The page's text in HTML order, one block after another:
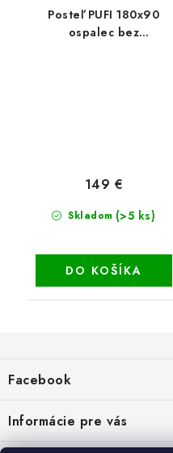
Posteľ PUFI 180x90
ospalec bez
Skladom (>5 ks)
149 €
DO KOŠÍKA
p
ä
t
Facebook
Informácie pre vás